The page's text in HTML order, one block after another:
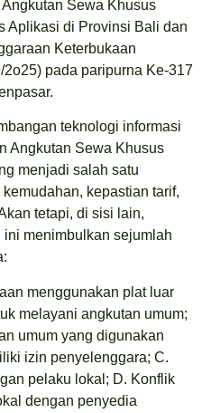
Sewa Khusus
Aplikasi di Provinsi Bali dan
Keterbukaan
2o25) pada paripurna Ke-317
teknologi informasi
Angkutan Sewa Khusus
menjadi salah satu
kepastian tarif,
tetapi, di sisi lain,
menimbulkan sejumlah
menggunakan plat luar
melayani angkutan umum;
umum yang digunakan
izin penyelenggara; C.
pelaku lokal; D. Konflik
dengan penyedia